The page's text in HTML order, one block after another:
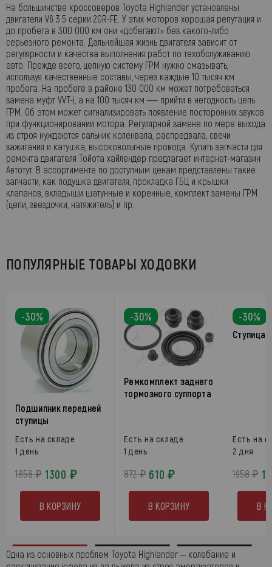
На большинстве кроссоверов Toyota Highlander установлены
двигатели V6 3.5 серии 2GR-FE. У этих моторов хорошая репутация и
до пробега в 300 000 км они «добегают» без какого-либо
серьезного ремонта. Дальнейшая жизнь двигателя зависит от
регулярности и качества выполнения работ по техобслуживанию
авто. Прежде всего, цепную систему ГРМ нужно смазывать,
используя качественные составы, через каждые 10 тысяч км
пробега. На пробеге в районе 130 000 км может потребоваться
замена муфт VVT-i, а на 100 тысяч км ‒‒ прийти в негодность цепь
ГРМ. Об этом может сигнализировать появление посторонних звуков
при функционировании мотора. Регулярной замене по мере выхода
из строя нуждаются сальник коленвала, распредвала, свечи
зажигания и катушка, высоковольтные провода. Купить запчасти для
ремонта двигателя Тойота хайлендер предлагает интернет-магазин
Автотут. В ассортименте по доступным ценам представлены такие
запчасти, как подушка двигателя, прокладка ГБЦ и крышки
клапанов, вкладыши шатунные и коренные, комплект замены ГРМ
(цепи, звездочки, натяжитель) и пр.
ПОПУЛЯРНЫЕ ТОВАРЫ ХОДОВКИ
-30%
Подшипник передней
ступицы
Есть на складе
1 день
1858 ₽ 1300 ₽
В КОРЗИНУ
-30%
Ремкомплект заднего
тормозного суппорта
Есть на складе
1 день
872 ₽ 610 ₽
В КОРЗИНУ
-30%
Ступица
Есть на
2 дня
1958 ₽
В
Одна из основных проблем Toyota Highlander ‒ колебание и